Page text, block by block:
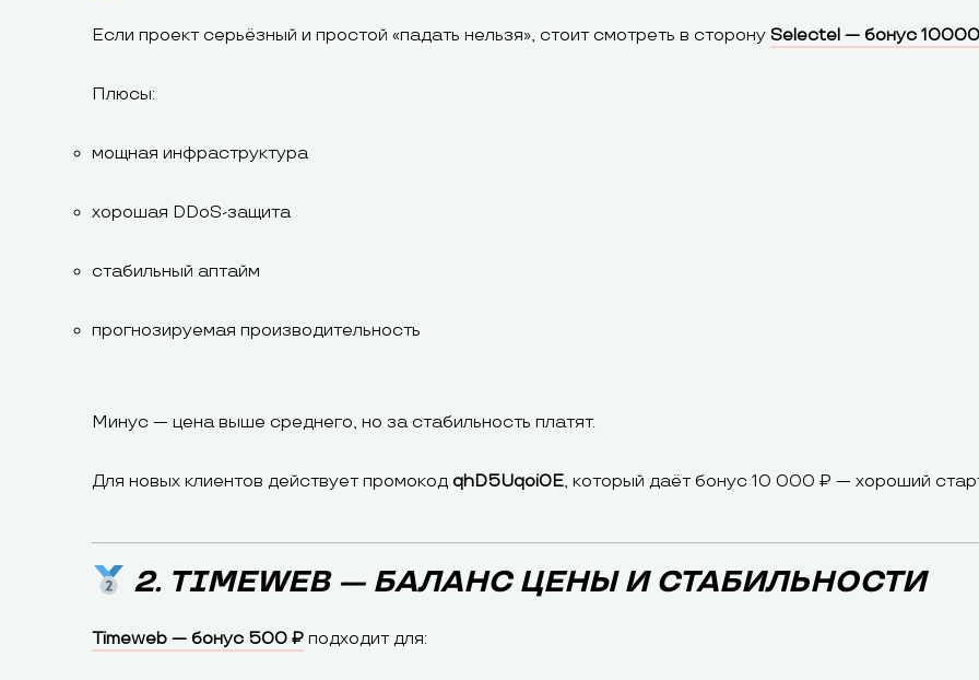
Если проект серьёзный и простой «падать нельзя», стоит смотреть в сторону Selectel — бонус
Плюсы:
мощная инфраструктура
хорошая DDoS-защита
стабильный аптайм
прогнозируемая производительность
Минус — цена выше среднего, но за стабильность платят.
Для новых клиентов действует промокод qhD5Uqoi0E, который даёт бонус 10 000 ₽ — хороший
2. TIMEWEB — БАЛАНС ЦЕНЫ И СТАБИЛЬНОСТИ
Timeweb — бонус 500 ₽ подходит для: